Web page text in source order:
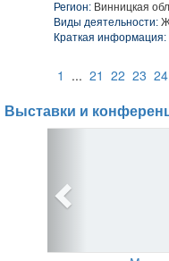
Регион: Винницкая
Виды деятельности:
Краткая информация:
1 ... 21 22 23 24
Выставки и